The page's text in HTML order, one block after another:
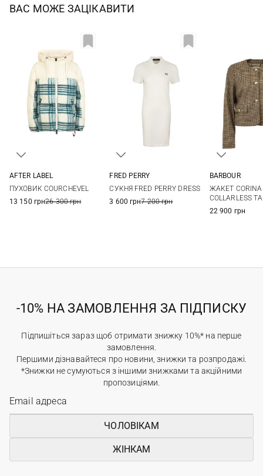
ВАС МОЖЕ ЗАЦІКАВИТИ
AFTER LABEL
ПУХОВИК COURCHEVEL
13 150 грн26 300 грн
FRED PERRY
СУКНЯ FRED PERRY DRESS
3 600 грн7 200 грн
BARBOUR
ЖАКЕТ CORINA
COLLARLESS
22 900 грн
-10% НА ЗАМОВЛЕННЯ ЗА ПІДПИСКУ
Підпишіться зараз щоб отримати знижку 10%* на перше
замовлення.
Першими дізнавайтеся про новини, знижки та розпродажі.
*Знижки не сумуються з іншими знижками та акційними
пропозиціями.
ЧОЛОВІКАМ
ЖІНКАМ